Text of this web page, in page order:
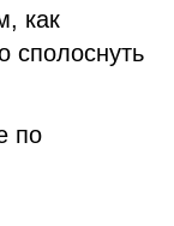
как
сполоснуть
по